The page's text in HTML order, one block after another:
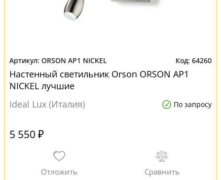
ORSON AP1 NICKEL 64260
Настенный светильник Orson ORSON AP1
NICKEL лучшие
Ideal Lux (Италия)
По запросу
5 550 ₽